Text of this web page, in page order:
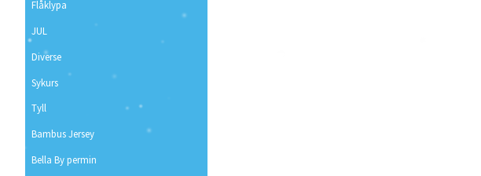
Flåklypa
JUL
Diverse
Sykurs
Tyll
Bambus Jersey
Bella By permin